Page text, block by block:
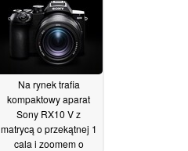
Na rynek trafia
kompaktowy aparat
Sony RX10 V z
matrycą o przekątnej 1
cala i zoomem o